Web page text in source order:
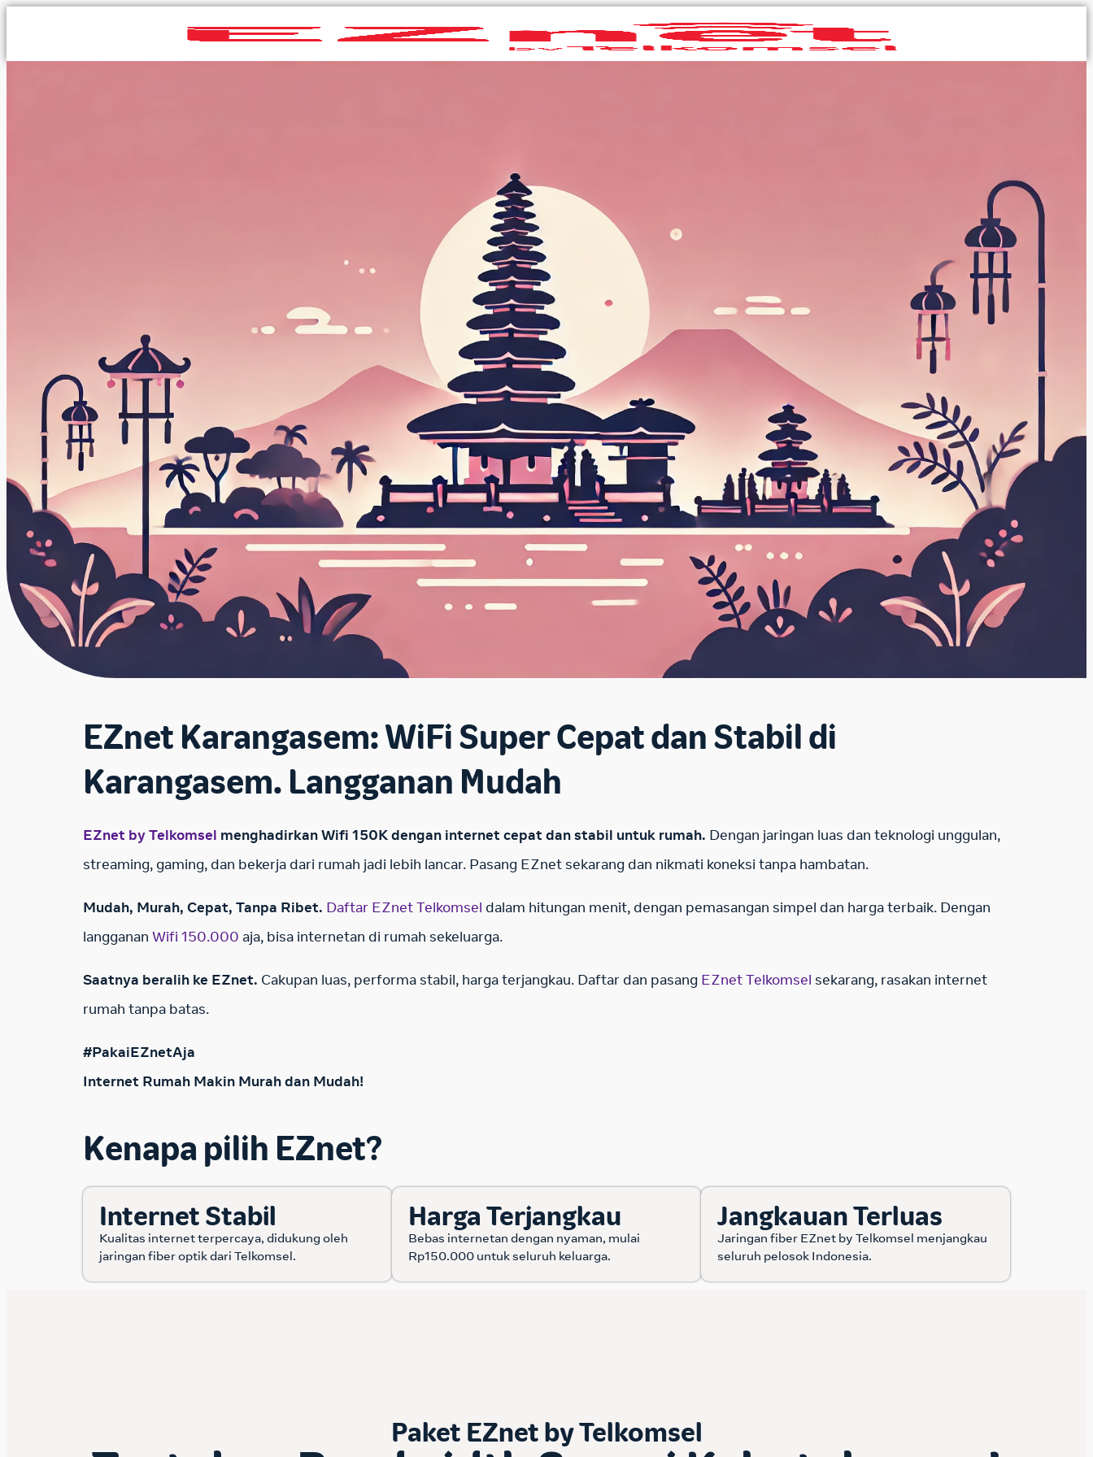
EZnet Karangasem: WiFi Super Cepat dan Stabil di
Karangasem. Langganan Mudah
EZnet by Telkomsel menghadirkan Wifi 150K dengan internet cepat dan stabil untuk rumah. Dengan jaringan luas dan teknologi unggulan,
streaming, gaming, dan bekerja dari rumah jadi lebih lancar. Pasang EZnet sekarang dan nikmati koneksi tanpa hambatan.
Mudah, Murah, Cepat, Tanpa Ribet. Daftar EZnet Telkomsel dalam hitungan menit, dengan pemasangan simpel dan harga terbaik. Dengan
langganan Wifi 150.000 aja, bisa internetan di rumah sekeluarga.
Saatnya beralih ke EZnet. Cakupan luas, performa stabil, harga terjangkau. Daftar dan pasang EZnet Telkomsel sekarang, rasakan internet
rumah tanpa batas.
#PakaiEZnetAja
Internet Rumah Makin Murah dan Mudah!
Kenapa pilih EZnet?
Internet Stabil
Kualitas internet terpercaya, didukung oleh
jaringan fiber optik dari Telkomsel.
Harga Terjangkau
Bebas internetan dengan nyaman, mulai
Rp150.000 untuk seluruh keluarga.
Jangkauan Terluas
Jaringan fiber EZnet by Telkomsel menjangkau
seluruh pelosok Indonesia.
Paket EZnet by Telkomsel